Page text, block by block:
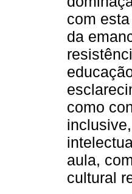
com
da
como
aula,
cultural